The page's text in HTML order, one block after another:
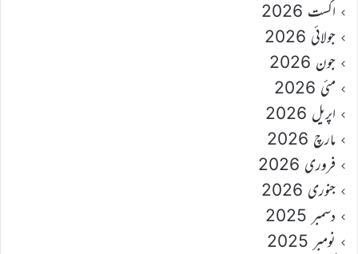
اگست 2026
جولائی 2026
جون 2026
مئی 2026
اپریل 2026
مارچ 2026
فروری 2026
جنوری 2026
دسمبر 2025
نومبر 2025